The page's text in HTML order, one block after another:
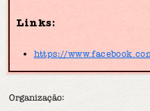
Links:
https://
Organização: